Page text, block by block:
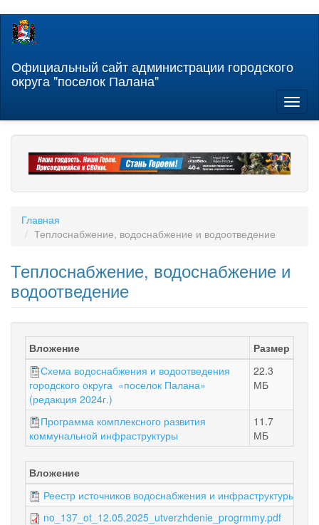
Перейти
содержанию
Официальный сайт администрации городского
округа "поселок Палана"
Главная
Теплоснабжение, водоснабжение и водоотведение
Теплоснабжение, водоснабжение и
водоотведение
Вложение
Размер
Схема водоснабжения и водоотведения
городского округа «поселок Палана»
(редакция 2024г.)
22.3
МБ
Программа комплексного развития
коммунальной инфраструктуры
11.7
МБ
Вложение
Реестр источников водоснабжения и инфраструктуры
no_137_ot_12.05.2025_utverzhdenie_progrmmy.pdf